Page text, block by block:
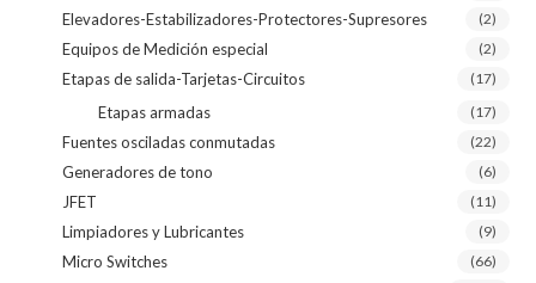
Elevadores-Estabilizadores-Protectores-Supresores (2)
Equipos de Medición especial (2)
Etapas de salida-Tarjetas-Circuitos (17)
Etapas armadas (17)
Fuentes osciladas conmutadas (22)
Generadores de tono (6)
JFET (11)
Limpiadores y Lubricantes (9)
Micro Switches (66)